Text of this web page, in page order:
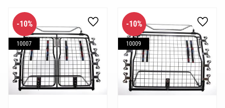
10%
10007
Gem som favorit
10%
10009
Gem